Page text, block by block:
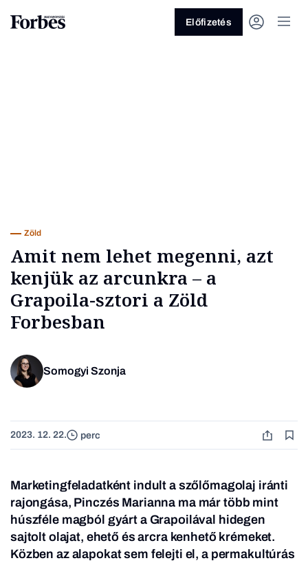
Előfizetés
Zöld
Amit nem lehet megenni, azt
kenjük az arcunkra – a
Grapoila-sztori a Zöld
Forbesban
Somogyi Szonja
2023. 12. 22. perc
Marketingfeladatként indult a szőlőmagolaj iránti
rajongása, Pinczés Marianna ma már több mint
húszféle magból gyárt a Grapoilával hidegen
sajtolt olajat, ehető és arcra kenhető krémeket.
Közben az alapokat sem felejti el, a permakultúrás